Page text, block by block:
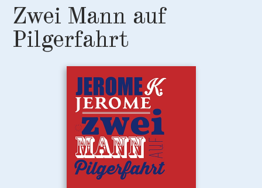
Zwei Mann auf
Pilgerfahrt